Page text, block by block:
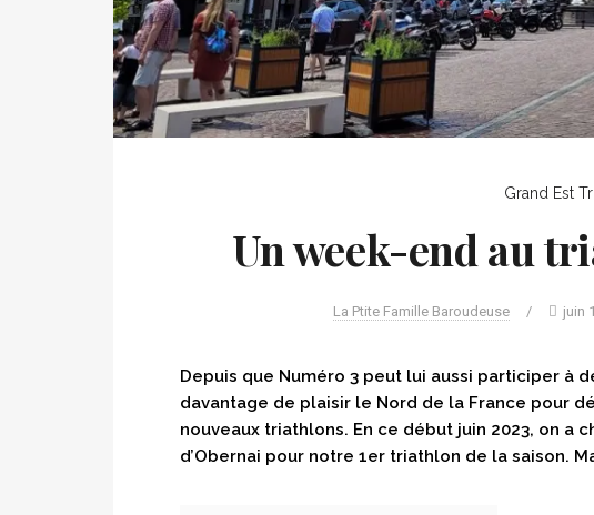
Grand Est
Un week-end au
La Ptite Famille Baroudeuse / juin
Depuis que Numéro 3 peut lui aussi participer à
davantage de plaisir le Nord de la France pour
nouveaux triathlons. En ce début juin 2023, on a
d’Obernai pour notre 1er triathlon de la saison.